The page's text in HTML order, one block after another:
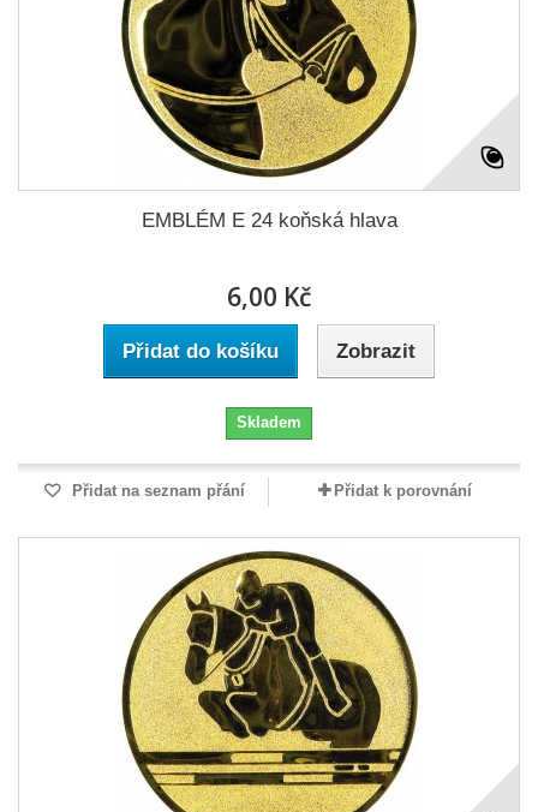
EMBLÉM E 24 koňská hlava
6,00 Kč
Přidat do košíku Zobrazit
Skladem
Přidat na seznam přání Přidat k porovnání